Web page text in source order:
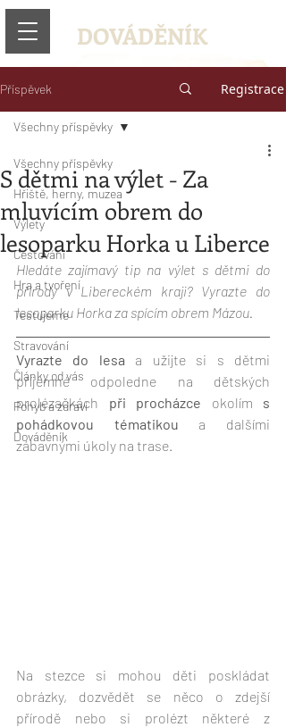
DOVÁDĚNÍK
Příspěvek Registrace
Všechny příspěvky
Hřiště, herny, muzea
Výlety
Cestování
Hra a tvoření
Testujeme
Stravování
Články od vás
Pohyb a zdraví
Dováděník
Všechny příspěvky
S dětmi na výlet - Za
mluvícím obrem do
lesoparku Horka u Liberce
Hledáte zajímavý tip na výlet s dětmi do
přírody v Libereckém kraji? Vyrazte do
lesoparku Horka za spícím obrem Mázou.
Vyrazte do lesa a užijte si s dětmi
příjemné odpoledne na dětských
prolézačkách při procházce okolím s
pohádkovou tématikou a dalšími
zábavnými úkoly na trase.
Na stezce si mohou děti poskládat
obrázky, dozvědět se něco o zdejší
přírodě nebo si prolézt některé z